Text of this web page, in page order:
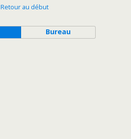
Retour au début
Bureau